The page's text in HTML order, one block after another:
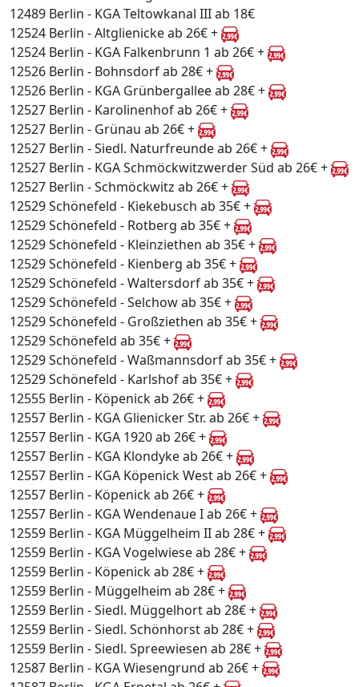
12489 Berlin - KGA Teltowkanal III ab 18€
12524 Berlin - Altglienicke ab 26€ +
12524 Berlin - KGA Falkenbrunn 1 ab 26€ +
12526 Berlin - Bohnsdorf ab 28€ +
12526 Berlin - KGA Grünbergallee ab 28€ +
12527 Berlin - Karolinenhof ab 26€ +
12527 Berlin - Grünau ab 26€ +
12527 Berlin - Siedl. Naturfreunde ab 26€ +
12527 Berlin - KGA Schmöckwitzwerder Süd ab 26€ +
12527 Berlin - Schmöckwitz ab 26€ +
12529 Schönefeld - Kiekebusch ab 35€ +
12529 Schönefeld - Rotberg ab 35€ +
12529 Schönefeld - Kleinziethen ab 35€ +
12529 Schönefeld - Kienberg ab 35€ +
12529 Schönefeld - Waltersdorf ab 35€ +
12529 Schönefeld - Selchow ab 35€ +
12529 Schönefeld - Großziethen ab 35€ +
12529 Schönefeld ab 35€ +
12529 Schönefeld - Waßmannsdorf ab 35€ +
12529 Schönefeld - Karlshof ab 35€ +
12555 Berlin - Köpenick ab 26€ +
12557 Berlin - KGA Glienicker Str. ab 26€ +
12557 Berlin - KGA 1920 ab 26€ +
12557 Berlin - KGA Klondyke ab 26€ +
12557 Berlin - KGA Köpenick West ab 26€ +
12557 Berlin - Köpenick ab 26€ +
12557 Berlin - KGA Wendenaue I ab 26€ +
12559 Berlin - KGA Müggelheim II ab 28€ +
12559 Berlin - KGA Vogelwiese ab 28€ +
12559 Berlin - Köpenick ab 28€ +
12559 Berlin - Müggelheim ab 28€ +
12559 Berlin - Siedl. Müggelhort ab 28€ +
12559 Berlin - Siedl. Schönhorst ab 28€ +
12559 Berlin - Siedl. Spreewiesen ab 28€ +
12587 Berlin - KGA Wiesengrund ab 26€ +